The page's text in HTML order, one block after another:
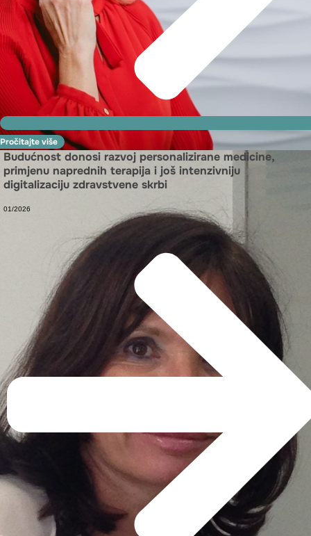
Pročitajte više
Budućnost donosi razvoj personalizirane medicine,
primjenu naprednih terapija i još intenzivniju
digitalizaciju zdravstvene skrbi
01/2026